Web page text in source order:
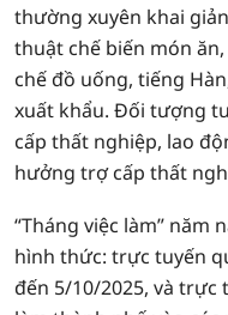
thường xuyên khai
thuật chế biến món
chế đồ uống, tiếng
xuất khẩu. Đối tượng
cấp thất nghiệp, lao
hưởng trợ cấp thất
“Tháng việc làm” năm
hình thức: trực tuyến
đến 5/10/2025, và trực